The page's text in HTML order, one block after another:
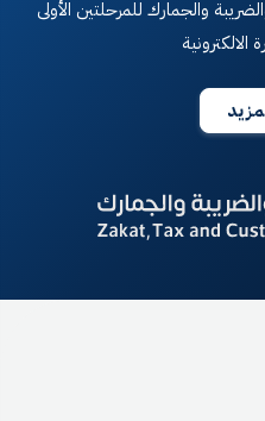
والجمارك للمرحلتين الأولى
الالكترونية